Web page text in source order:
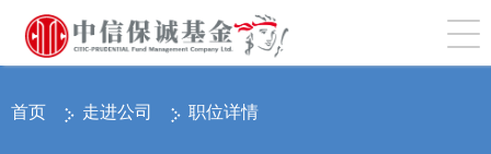
切
首页 走进公司 职位详情